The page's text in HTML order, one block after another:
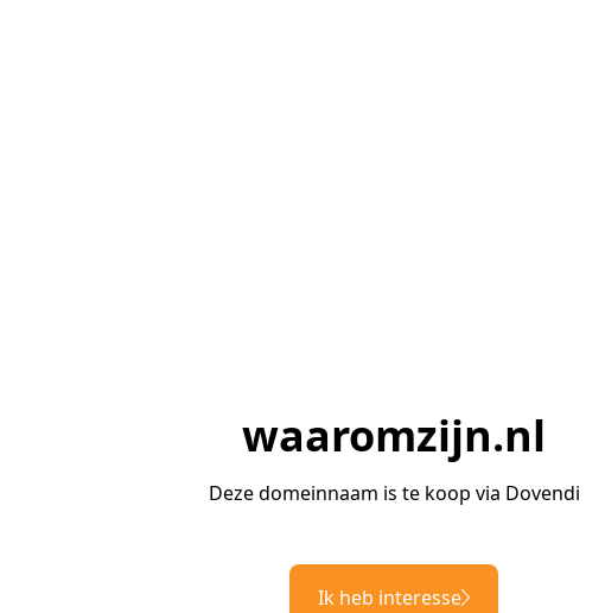
waaromzijn.nl
Deze domeinnaam is te koop via Dovendi
Ik heb interesse